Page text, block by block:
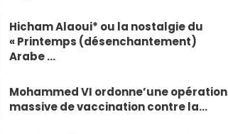
Hicham Alaoui* ou la nostalgie du
« Printemps (désenchantement)
Arabe …
Mohammed VI ordonne’une opération
massive de vaccination contre la…